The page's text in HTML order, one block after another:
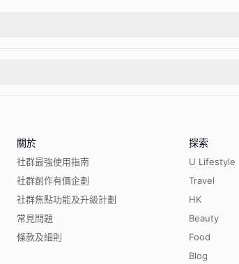
關於
社群最強使用指南
社群創作有價企劃
社群焦點功能及升級計劃
常見問題
條款及細則
探索
U Lifestyle
Travel
HK
Beauty
Food
Blog